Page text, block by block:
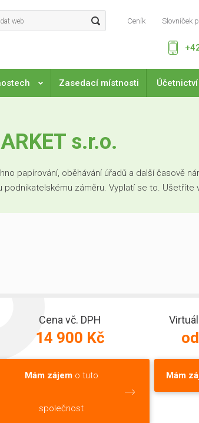
Ceník Slovníček
Zasedací místnosti Účetnictví
s.r.o.
papírování, oběhávání úřadů a další časově
záměru. Vyplatí se to. Ušetříte
Cena vč. DPH
14 900 Kč
Mám zájemo tuto
společnost
Mám